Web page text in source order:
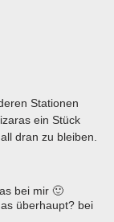
Stationen
ein Stück
dran zu bleiben.
bei mir 🙂
überhaupt? bei